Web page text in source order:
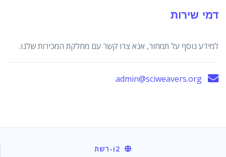
דמי שירות
למידע נוסף על תמחור, אנא צרו קשר עם מחלקת המכירות שלנו.
admin@sciweavers.org
i2-רשת